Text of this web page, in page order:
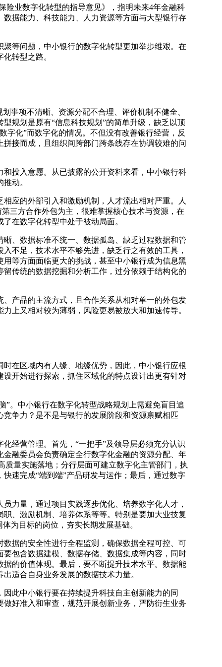
险业数字化转型的指导意见》，指明未来4年金融科
据能力、科技能力、人力资源等方面与大型银行存
等问题，中小银行的数字化转型更加举步维艰。在
转型之路。
事项不清晰、资源分配不合理、评价机制不健全、
规划是原有“信息科技规划”的简单升级，缺乏以顶
字化”而数字化的情况。不但没有改善银行经营，反
接而成，且组织间跨部门跨条线存在协调较难的问
投入意愿。从已披露的公开资料来看，中小银行科
动。
应的外部引入和激励机制，人才流出相对严重。人
三方合作外包为主，很难掌握核心技术与资源，在
在数字化转型中处于被动局面。
、数据标准不统一、数据孤岛、缺乏过程数据和管
不足，技术水平不够先进，缺乏行之有效的工具，
等方面面临更大的挑战，甚至中小银行成为信息黑
传统的数据挖掘和分析工作，过分依赖于结构化的
产品的主流方式，且合作关系从相对单一的外包发
上又相对较为薄弱，风险更易被放大和加速传导。
在区域内有人缘、地缘优势，因此，中小银行应根
开始进行探索，抓住区域化的特点设计出更有针对
”。中小银行在数字化转型战略规划上需避免盲目追
争力？是不是与银行的发展阶段和资源禀赋相匹
经营管理。首先，“一把手”及领导层必须充分认识
融委员会负责确定全行数字化金融的资源分配、年
量实施落地；分行层面可建立数字化主管部门，执
速完成“端到端”产品研发与运作；最后，通过数字
力量，通过项目实践逐步优化、培养数字化人才，
、激励机制、培养体系等等。特别是要加大业技复
为目标的岗位，夯实长期发展基础。
据的安全性进行全程监测，确保数据全程可控、可
包含数据建模、数据存储、数据集成等内容，同时
的价值体现。最后，要不断提升技术水平。数据能
适合自身业务发展的数据技术力量。
此中小银行要在持续提升科技自主创新能力的同
好准入和审查，规范开展创新业务，严防衍生业务